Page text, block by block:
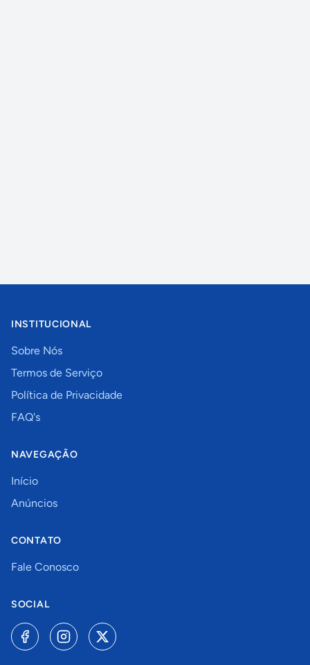
INSTITUCIONAL
Sobre Nós
Termos de Serviço
Política de Privacidade
FAQ's
NAVEGAÇÃO
Início
Anúncios
CONTATO
Fale Conosco
SOCIAL